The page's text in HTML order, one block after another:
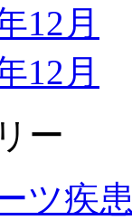
12月
12月
ー
ツ疾患